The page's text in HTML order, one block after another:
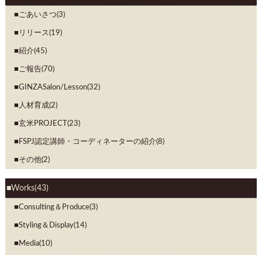
ごあいさつ(3)
リリース(19)
紹介(45)
ご報告(70)
GINZASalon/Lesson(32)
人材育成(2)
玄米PROJECT(23)
FSPJ認定講師・コーディネーターの紹介(8)
その他(2)
Works(43)
Consulting＆Produce(3)
Styling＆Display(14)
Media(10)